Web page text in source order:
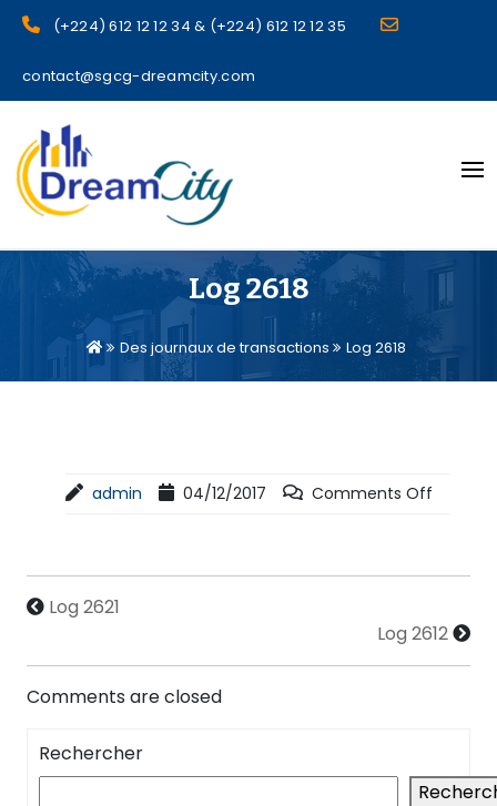
(+224) 612 12 12 34 & (+224) 612 12 12 35
contact@sgcg-dreamcity.com
sgcg dreamcity
Log 2618
Des journaux de transactions Log 2618
admin 04/12/2017 Comments Off
Log 2621
Log 2612
Comments are closed
Rechercher